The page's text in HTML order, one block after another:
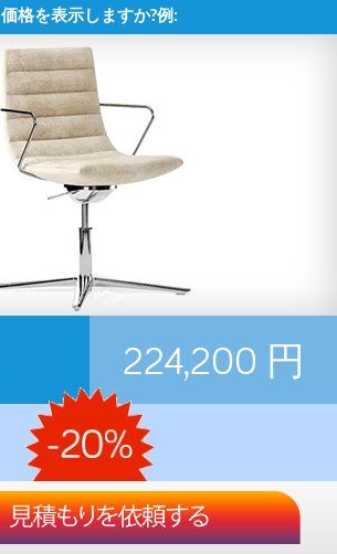
価格を表示しますか?例:
224,200 円